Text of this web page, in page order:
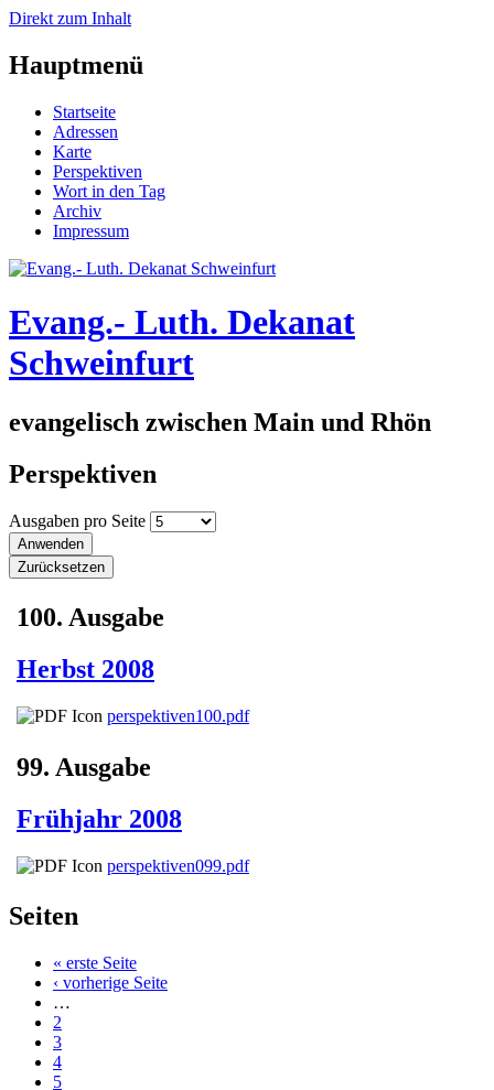
Direkt zum Inhalt
Hauptmenü
Startseite
Adressen
Karte
Perspektiven
Wort in den Tag
Archiv
Impressum
Evang.- Luth. Dekanat
Schweinfurt
evangelisch zwischen Main und Rhön
Perspektiven
Ausgaben pro Seite
100. Ausgabe
Herbst 2008
perspektiven100.pdf
99. Ausgabe
Frühjahr 2008
perspektiven099.pdf
Seiten
« erste Seite
‹ vorherige Seite
…
2
3
4
5